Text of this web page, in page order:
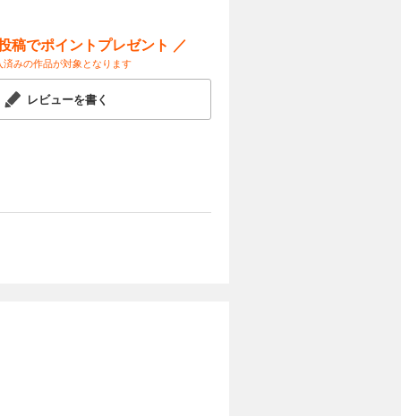
稿でポイントプレゼント ／
済みの作品が対象となります
レビューを書く